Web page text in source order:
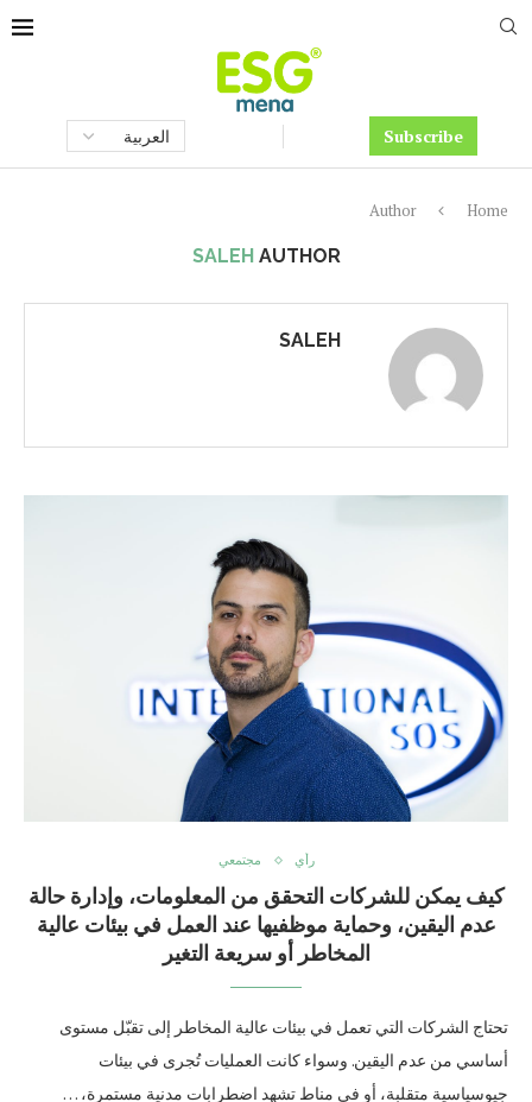
Subscribe
Home
Author
AUTHOR
SALEH
SALEH
رأي مجتمعي
كيف يمكن للشركات التحقق من المعلومات، وإدارة حالة
عدم اليقين، وحماية موظفيها عند العمل في بيئات عالية
المخاطر أو سريعة التغير
تحتاج الشركات التي تعمل في بيئات عالية المخاطر إلى تقبّل مستوى
أساسي من عدم اليقين. وسواء كانت العمليات تُجرى في بيئات
جيوسياسية متقلبة، أو في مناط تشهد اضطرابات مدنية مستمرة، …